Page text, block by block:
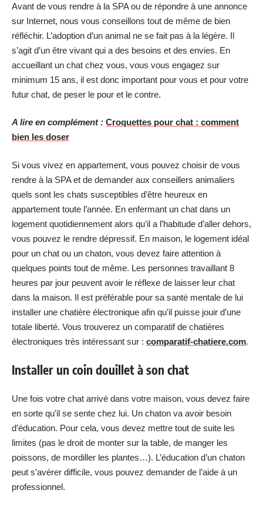
Avant de vous rendre à la SPA ou de répondre à une annonce
sur Internet, nous vous conseillons tout de même de bien
réfléchir. L’adoption d’un animal ne se fait pas à la légère. Il
s’agit d’un être vivant qui a des besoins et des envies. En
accueillant un chat chez vous, vous vous engagez sur
minimum 15 ans, il est donc important pour vous et pour votre
futur chat, de peser le pour et le contre.
A lire en complément : Croquettes pour chat : comment
bien les doser
Si vous vivez en appartement, vous pouvez choisir de vous
rendre à la SPA et de demander aux conseillers animaliers
quels sont les chats susceptibles d’être heureux en
appartement toute l’année. En enfermant un chat dans un
logement quotidiennement alors qu’il a l’habitude d’aller dehors,
vous pouvez le rendre dépressif. En maison, le logement idéal
pour un chat ou un chaton, vous devez faire attention à
quelques points tout de même. Les personnes travaillant 8
heures par jour peuvent avoir le réflexe de laisser leur chat
dans la maison. Il est préférable pour sa santé mentale de lui
installer une chatière électronique afin qu’il puisse jouir d’une
totale liberté. Vous trouverez un comparatif de chatières
électroniques très intéressant sur : comparatif-chatiere.com.
Installer un coin douillet à son chat
Une fois votre chat arrivé dans votre maison, vous devez faire
en sorte qu’il se sente chez lui. Un chaton va avoir besoin
d’éducation. Pour cela, vous devez mettre tout de suite les
limites (pas le droit de monter sur la table, de manger les
poissons, de mordiller les plantes…). L’éducation d’un chaton
peut s’avérer difficile, vous pouvez demander de l’aide à un
professionnel.